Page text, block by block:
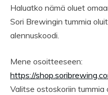
Haluatko nämä oluet
Sori Brewingin tummia
alennuskoodi.
Mene osoitteeseen:
https://
Valitse ostoskoriin tummia